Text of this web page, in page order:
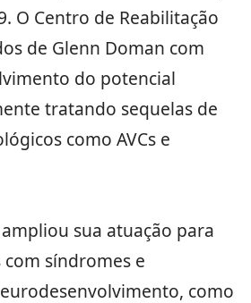
O Centro de Reabilitação
de Glenn Doman com
do potencial
tratando sequelas de
como AVCs e
sua atuação para
com síndromes e
como